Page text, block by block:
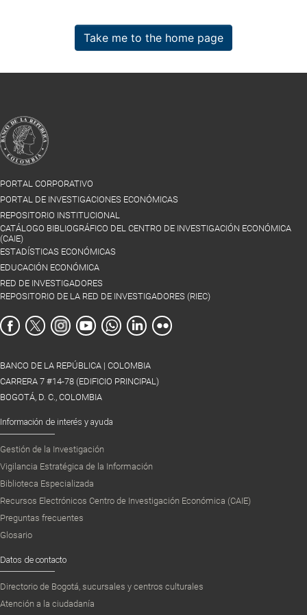
Take me to the home page
PORTAL CORPORATIVO
PORTAL DE INVESTIGACIONES ECONÓMICAS
REPOSITORIO INSTITUCIONAL
CATÁLOGO BIBLIOGRÁFICO DEL CENTRO DE INVESTIGACIÓN ECONÓMICA
(CAIE)
ESTADÍSTICAS ECONÓMICAS
EDUCACIÓN ECONÓMICA
RED DE INVESTIGADORES
REPOSITORIO DE LA RED DE INVESTIGADORES (RIEC)
BANCO DE LA REPÚBLICA | COLOMBIA
CARRERA 7 #14-78 (EDIFICIO PRINCIPAL)
BOGOTÁ, D. C., COLOMBIA
Información de interés y ayuda
Gestión de la Investigación
Vigilancia Estratégica de la Información
Biblioteca Especializada
Recursos Electrónicos Centro de Investigación Económica (CAIE)
Preguntas frecuentes
Glosario
Datos de contacto
Directorio de Bogotá, sucursales y centros culturales
Atención a la ciudadanía